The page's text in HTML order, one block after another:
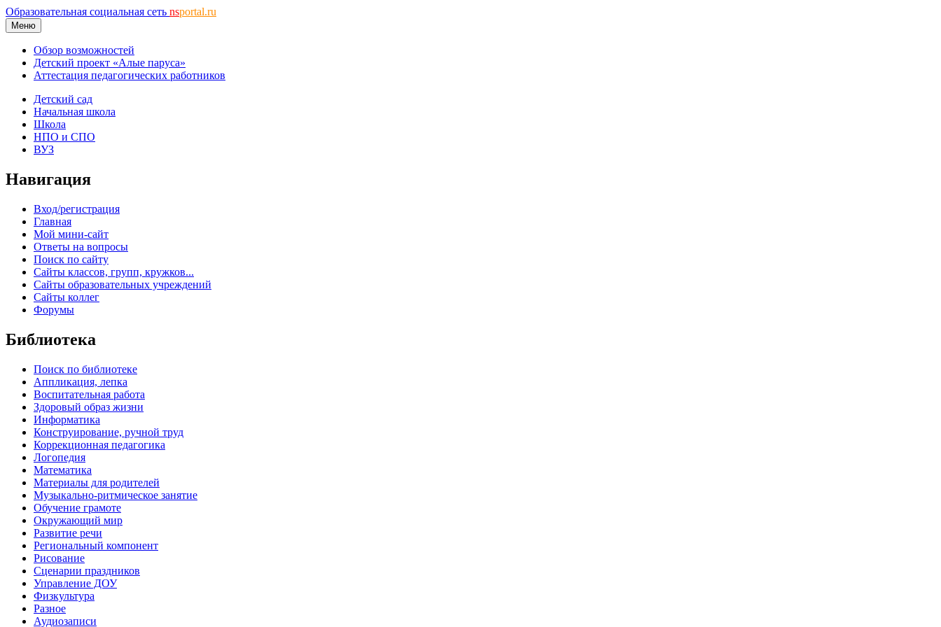
Образовательная социальная сеть nsportal.ru
Меню
Обзор возможностей
Детский проект «Алые паруса»
Аттестация педагогических работников
Детский сад
Начальная школа
Школа
НПО и СПО
ВУЗ
Навигация
Вход/регистрация
Главная
Мой мини-сайт
Ответы на вопросы
Поиск по сайту
Сайты классов, групп, кружков...
Сайты образовательных учреждений
Сайты коллег
Форумы
Библиотека
Поиск по библиотеке
Аппликация, лепка
Воспитательная работа
Здоровый образ жизни
Информатика
Конструирование, ручной труд
Коррекционная педагогика
Логопедия
Математика
Материалы для родителей
Музыкально-ритмическое занятие
Обучение грамоте
Окружающий мир
Развитие речи
Региональный компонент
Рисование
Сценарии праздников
Управление ДОУ
Физкультура
Разное
Аудиозаписи